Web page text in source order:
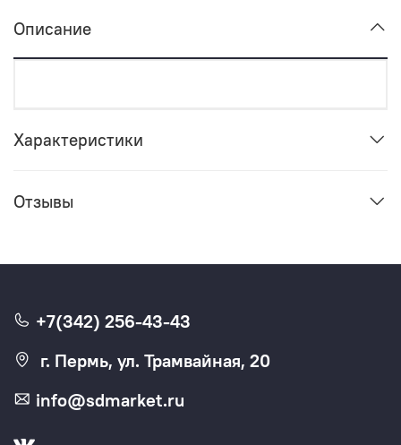
Описание
Характеристики
Отзывы
+7(342) 256-43-43
г. Пермь, ул. Трамвайная, 20
info@sdmarket.ru